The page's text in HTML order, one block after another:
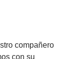
compañero
con su